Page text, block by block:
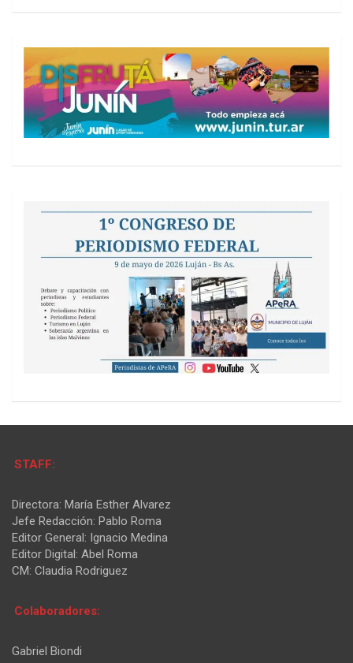
STAFF:
Directora: María Esther Alvarez
Jefe Redacción: Pablo Roma
Editor General: Ignacio Medina
Editor Digital: Abel Roma
CM: Claudia Rodriguez
Colaboradores:
Gabriel Biondi